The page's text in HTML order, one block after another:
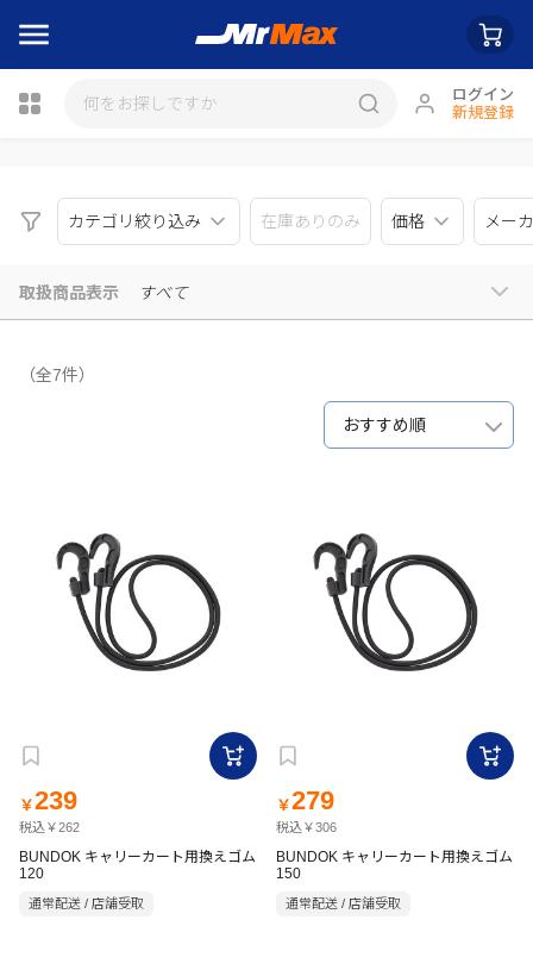
ログイン
新規登録
カテゴリ絞り込み 在庫ありのみ 価格 メー
取扱商品表示 すべて
（全7件）
おすすめ順
￥239
税込￥262
BUNDOK キャリーカート用換えゴム
120
通常配送 / 店舗受取
￥279
税込￥306
BUNDOK キャリーカート用換えゴム
150
通常配送 / 店舗受取